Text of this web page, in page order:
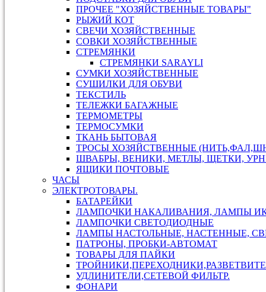
ПРОЧЕЕ "ХОЗЯЙСТВЕННЫЕ ТОВАРЫ"
РЫЖИЙ КОТ
СВЕЧИ ХОЗЯЙСТВЕННЫЕ
СОВКИ ХОЗЯЙСТВЕННЫЕ
СТРЕМЯНКИ
СТРЕМЯНКИ SARAYLI
СУМКИ ХОЗЯЙСТВЕННЫЕ
СУШИЛКИ ДЛЯ ОБУВИ
ТЕКСТИЛЬ
ТЕЛЕЖКИ БАГАЖНЫЕ
ТЕРМОМЕТРЫ
ТЕРМОСУМКИ
ТКАНЬ БЫТОВАЯ
ТРОСЫ ХОЗЯЙСТВЕННЫЕ
ШВАБРЫ, ВЕНИКИ, МЕТЛЫ, ЩЕТКИ,
ЯЩИКИ ПОЧТОВЫЕ
ЧАСЫ
ЭЛЕКТРОТОВАРЫ.
БАТАРЕЙКИ
ЛАМПОЧКИ НАКАЛИВАНИЯ, ЛАМПЫ
ЛАМПОЧКИ СВЕТОДИОДНЫЕ
ЛАМПЫ НАСТОЛЬНЫЕ, НАСТЕННЫЕ,
ПАТРОНЫ, ПРОБКИ-АВТОМАТ
ТОВАРЫ ДЛЯ ПАЙКИ
УДЛИНИТЕЛИ,СЕТЕВОЙ ФИЛЬТР.
ФОНАРИ